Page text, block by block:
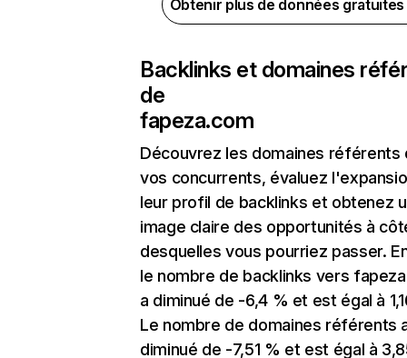
Obtenir plus de données
Backlinks et domaines
de
fapeza.com
Découvrez les domaines référents
vos concurrents, évaluez
leur profil de backlinks et obtenez
image claire des opportunités à
desquelles vous pourriez passer.
le nombre de backlinks vers
a diminué de -6,4 % et est égal à
Le nombre de domaines référents
diminué de -7,51 % et est égal à